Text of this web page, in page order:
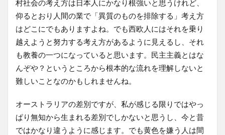
村社会の考え方は日本人にかなり根強いと思うけれど、
仰るとおり人間の業で「異質のものを排除する」考え方
はどこにでもありますよね。でも西欧人にはそれを乗り
越えようと努力する考え方があるように見えるし、それ
も教養の一つになっていると思います。民主主義とはな
んぞや？というところから根本的な流れを理解しないと
難しいことなのかもしれませんね。
オーストラリアの差別ですが、私が感じる限りではやっ
ぱり無知から生まれる差別でしかないと思うし、今と昔
ではかなり違うように感じます。でも黄色を嫌う人は間